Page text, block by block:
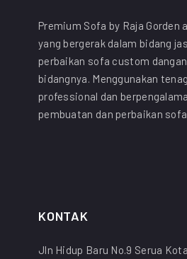
Premium Sofa by Raja Gorden
yang bergerak dalam bidang
perbaikan sofa custom
bidangnya. Menggunakan
professional dan
pembuatan dan perbaikan
KONTAK
Jln Hidup Baru No.9 Serua